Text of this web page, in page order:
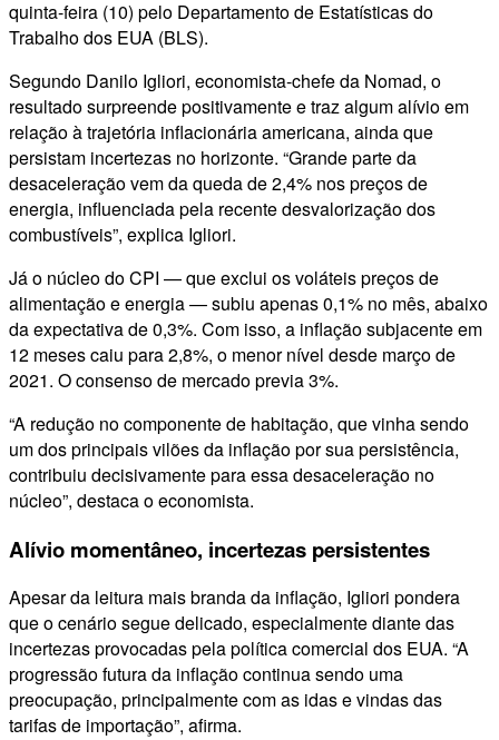
quinta-feira (10) pelo Departamento de Estatísticas do
Trabalho dos EUA (BLS).
Segundo Danilo Igliori, economista-chefe da Nomad, o
resultado surpreende positivamente e traz algum alívio em
relação à trajetória inflacionária americana, ainda que
persistam incertezas no horizonte. “Grande parte da
desaceleração vem da queda de 2,4% nos preços de
energia, influenciada pela recente desvalorização dos
combustíveis”, explica Igliori.
Já o núcleo do CPI — que exclui os voláteis preços de
alimentação e energia — subiu apenas 0,1% no mês, abaixo
da expectativa de 0,3%. Com isso, a inflação subjacente em
12 meses caiu para 2,8%, o menor nível desde março de
2021. O consenso de mercado previa 3%.
“A redução no componente de habitação, que vinha sendo
um dos principais vilões da inflação por sua persistência,
contribuiu decisivamente para essa desaceleração no
núcleo”, destaca o economista.
Alívio momentâneo, incertezas persistentes
Apesar da leitura mais branda da inflação, Igliori pondera
que o cenário segue delicado, especialmente diante das
incertezas provocadas pela política comercial dos EUA. “A
progressão futura da inflação continua sendo uma
preocupação, principalmente com as idas e vindas das
tarifas de importação”, afirma.